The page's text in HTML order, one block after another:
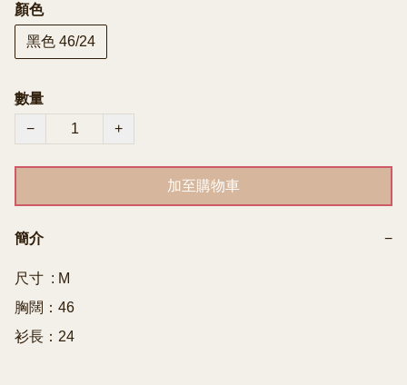
顏色
黑色 46/24
數量
−
+
加至購物車
簡介 −
尺寸  : M
胸闊：46
衫長：24